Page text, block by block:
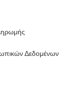
Δεδομένων